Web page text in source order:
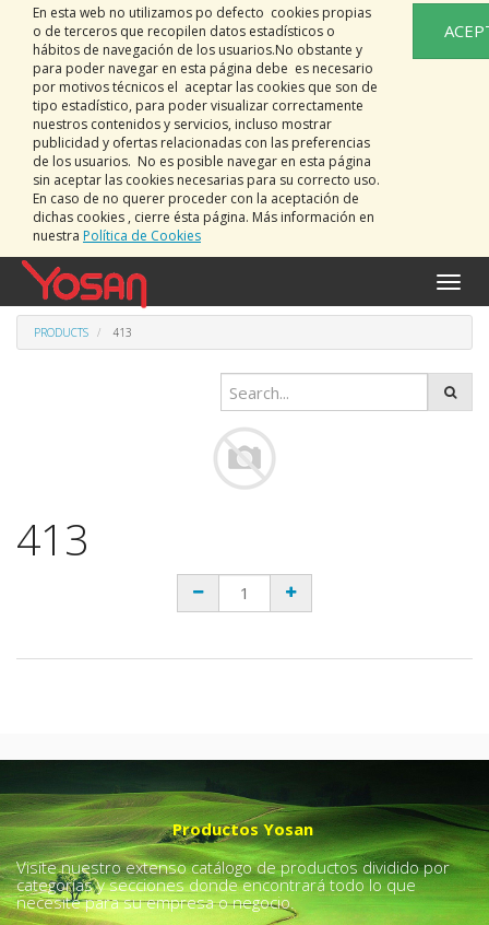
En esta web no utilizamos po defecto cookies propias
o de terceros que recopilen datos estadísticos o
hábitos de navegación de los usuarios.No obstante y
para poder navegar en esta página debe es necesario
por motivos técnicos el aceptar las cookies que son de
tipo estadístico, para poder visualizar correctamente
nuestros contenidos y servicios, incluso mostrar
publicidad y ofertas relacionadas con las preferencias
de los usuarios. No es posible navegar en esta página
sin aceptar las cookies necesarias para su correcto uso.
En caso de no querer proceder con la aceptación de
dichas cookies , cierre ésta página. Más información en
nuestra Política de Cookies
Toggle
PRODUCTS 413
413
Productos Yosan
Visite nuestro extenso catálogo de productos dividido por
categorías y secciones donde encontrará todo lo que
necesite para su empresa o negocio.